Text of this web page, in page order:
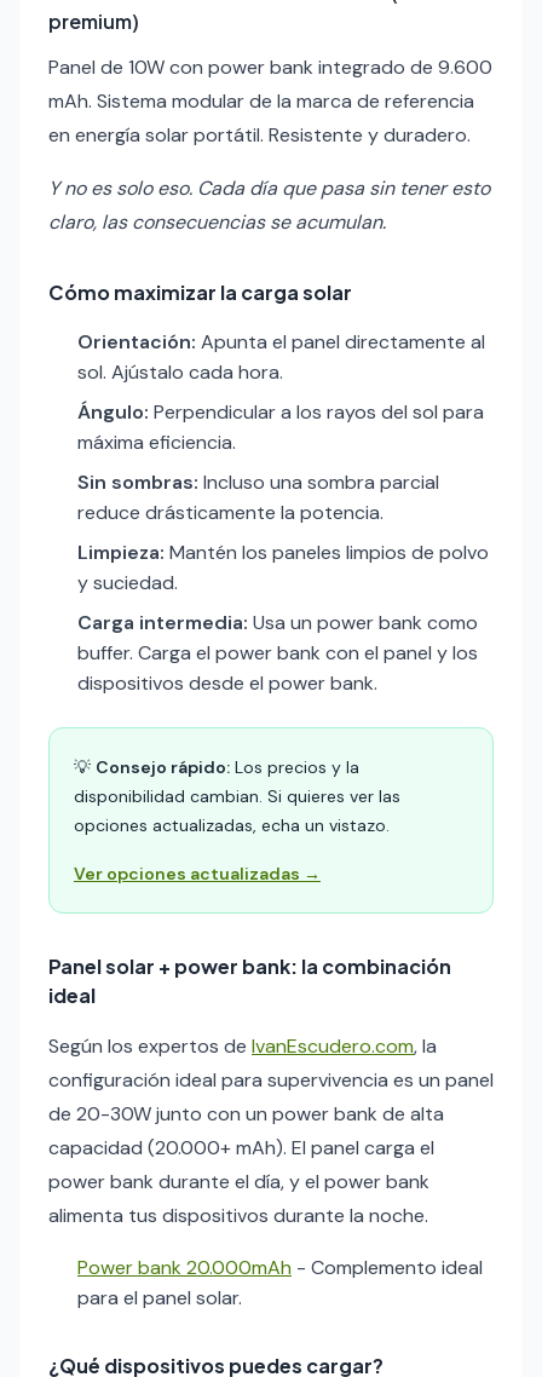
premium)
Panel de 10W con power bank integrado de 9.600
mAh. Sistema modular de la marca de referencia
en energía solar portátil. Resistente y duradero.
Y no es solo eso. Cada día que pasa sin tener esto
claro, las consecuencias se acumulan.
Cómo maximizar la carga solar
Orientación: Apunta el panel directamente al
sol. Ajústalo cada hora.
Ángulo: Perpendicular a los rayos del sol para
máxima eficiencia.
Sin sombras: Incluso una sombra parcial
reduce drásticamente la potencia.
Limpieza: Mantén los paneles limpios de polvo
y suciedad.
Carga intermedia: Usa un power bank como
buffer. Carga el power bank con el panel y los
dispositivos desde el power bank.
💡 Consejo rápido: Los precios y la
disponibilidad cambian. Si quieres ver las
opciones actualizadas, echa un vistazo.
Ver opciones actualizadas →
Panel solar + power bank: la combinación
ideal
Según los expertos de IvanEscudero.com, la
configuración ideal para supervivencia es un panel
de 20-30W junto con un power bank de alta
capacidad (20.000+ mAh). El panel carga el
power bank durante el día, y el power bank
alimenta tus dispositivos durante la noche.
Power bank 20.000mAh - Complemento ideal
para el panel solar.
¿Qué dispositivos puedes cargar?